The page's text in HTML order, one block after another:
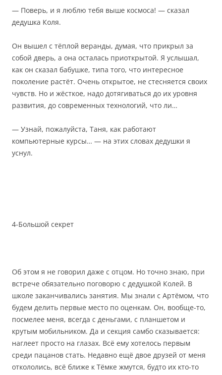
— Поверь, и я люблю тебя выше космоса! — сказал
дедушка Коля.
Он вышел с тёплой веранды, думая, что прикрыл за
собой дверь, а она осталась приоткрытой. Я услышал,
как он сказал бабушке, типа того, что интересное
поколение растёт. Очень открытое, не стесняется своих
чувств. Но и жёсткое, надо дотягиваться до их уровня
развития, до современных технологий, что ли…
— Узнай, пожалуйста, Таня, как работают
компьютерные курсы… — на этих словах дедушки я
уснул.
4-Большой секрет
Об этом я не говорил даже с отцом. Но точно знаю, при
встрече обязательно поговорю с дедушкой Колей. В
школе заканчивались занятия. Мы знали с Артёмом, что
будем делить первые место по оценкам. Он, вообще-то,
посмелее меня, всегда с деньгами, с планшетом и
крутым мобильником. Да и секция самбо сказывается:
наглеет просто на глазах. Всё ему хотелось первым
среди пацанов стать. Недавно ещё двое друзей от меня
откололись, всё ближе к Тёмке жмутся, будто их кто-то